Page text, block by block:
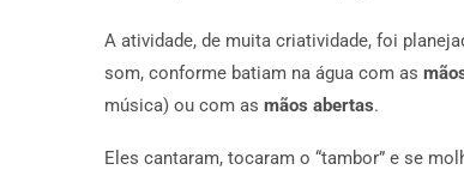
A atividade, de muita criatividade, foi
som, conforme batiam na água com as
música) ou com as mãos abertas.
Eles cantaram, tocaram o “tambor” e se